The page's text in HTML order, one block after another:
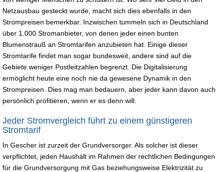
Netzausbau gesteckt wurde, macht sich dies ebenfalls in den
Strompreisen bemerkbar. Inzwischen tummeln sich in Deutschland
über 1.000 Stromanbieter, von denen jeder einen bunten
Blumenstrauß an Stromtarifen anzubieten hat. Einige dieser
Stromtarife findet man sogar bundesweit, andere sind auf die
Gebiete weniger Postleitzahlen begrenzt. Die Digitalisierung
ermöglicht heute eine noch nie da gewesene Dynamik in den
Strompreisen. Dies mag man bedauern, aber jeder kann davon auch
persönlich profitieren, wenn er es denn will.
Jeder Stromvergleich führt zu einem günstigeren
Stromtarif
In Gescher ist zurzeit der Grundversorger. Als solcher ist dieser
verpflichtet, jeden Haushalt im Rahmen der rechtlichen Bedingungen
für die Grundversorgung mit Gas beziehungsweise Elektrizität zu